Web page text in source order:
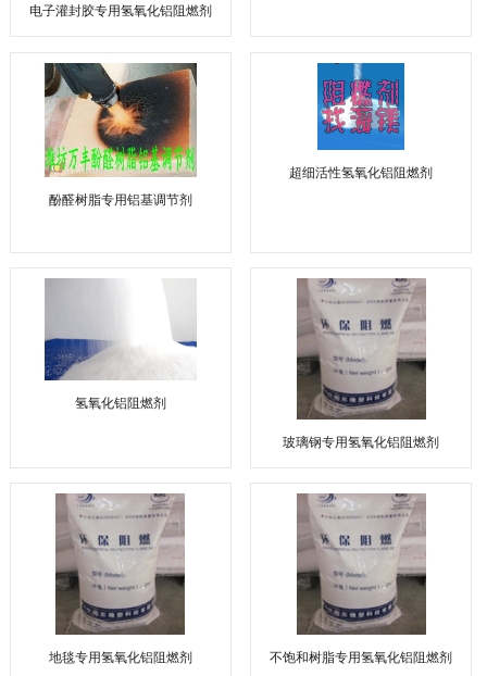
电子灌封胶专用氢氧化铝阻燃剂
酚醛树脂专用铝基调节剂
超细活性氢氧化铝阻燃剂
氢氧化铝阻燃剂
玻璃钢专用氢氧化铝阻燃剂
地毯专用氢氧化铝阻燃剂 不饱和树脂专用氢氧化铝阻燃剂